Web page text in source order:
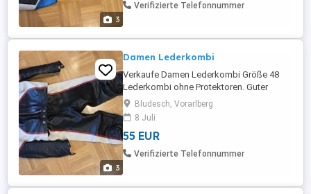
3
Verifizierte Telefonnummer
3
Damen Lederkombi
Verkaufe Damen Lederkombi Größe 48
Lederkombi ohne Protektoren. Guter
zustand, alle Reißverschlüsse
funktionieren.
Bludesch, Vorarlberg
8 Juli
55 EUR
Verifizierte Telefonnummer